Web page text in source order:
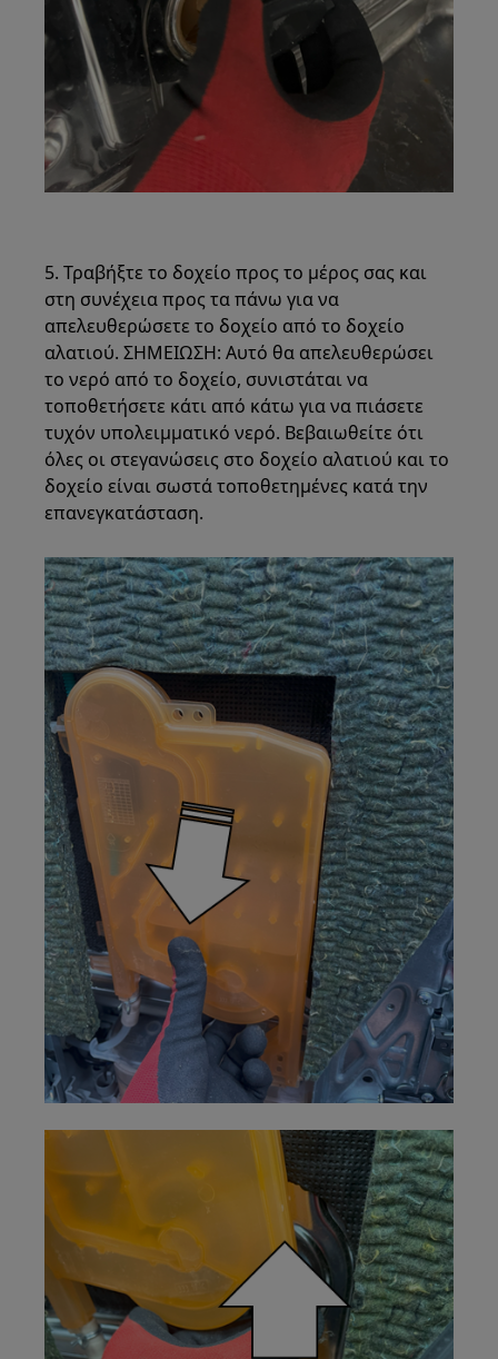
5. Τραβήξτε το δοχείο προς το μέρος σας και
στη συνέχεια προς τα πάνω για να
απελευθερώσετε το δοχείο από το δοχείο
αλατιού. ΣΗΜΕΙΩΣΗ: Αυτό θα απελευθερώσει
το νερό από το δοχείο, συνιστάται να
τοποθετήσετε κάτι από κάτω για να πιάσετε
τυχόν υπολειμματικό νερό. Βεβαιωθείτε ότι
όλες οι στεγανώσεις στο δοχείο αλατιού και το
δοχείο είναι σωστά τοποθετημένες κατά την
επανεγκατάσταση.